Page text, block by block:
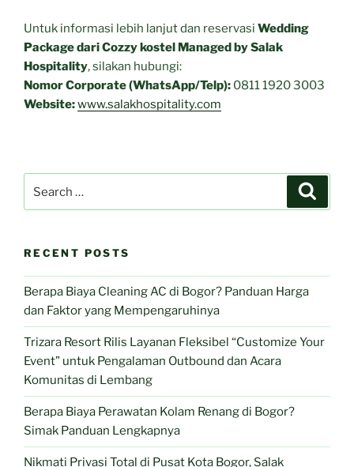
Untuk informasi lebih lanjut dan reservasi Wedding
Package dari Cozzy kostel Managed by Salak
Hospitality, silakan hubungi:
Nomor Corporate (WhatsApp/Telp): 0811 1920 3003
Website:www.salakhospitality.com
for:
RECENT POSTS
Berapa Biaya Cleaning AC di Bogor? Panduan Harga
dan Faktor yang Mempengaruhinya
Trizara Resort Rilis Layanan Fleksibel “Customize Your
Event” untuk Pengalaman Outbound dan Acara
Komunitas di Lembang
Berapa Biaya Perawatan Kolam Renang di Bogor?
Simak Panduan Lengkapnya
Nikmati Privasi Total di Pusat Kota Bogor, Salak